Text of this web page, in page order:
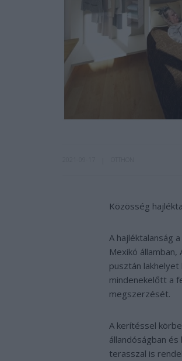
Közösség
A hajléktalanság
Mexikó
pusztán
mindenekelőtt a
megszerzését.
A kerítéssel
állandóságban
terasszal is